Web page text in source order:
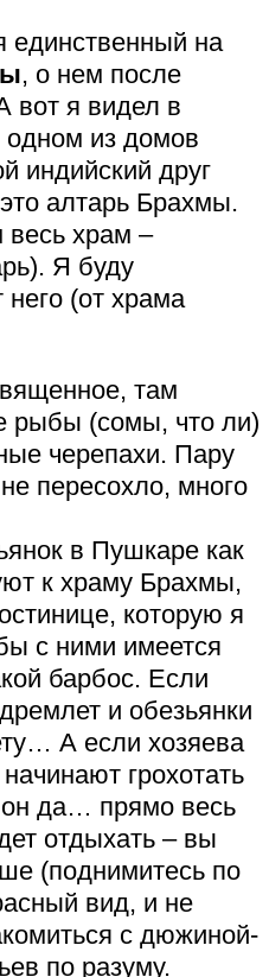
единственный на
, о нем после
вот я видел в
одном из домов
индийский друг
алтарь Брахмы.
весь храм –
Я буду
него (от храма
там
рыбы (сомы, что ли)
черепахи. Пару
пересохло, много
в Пушкаре как
к храму Брахмы,
которую я
с ними имеется
барбос. Если
и обезьянки
А если хозяева
грохотать
он да… прямо весь
отдыхать – вы
(поднимитесь по
вид, и не
с дюжиной-
по разуму.